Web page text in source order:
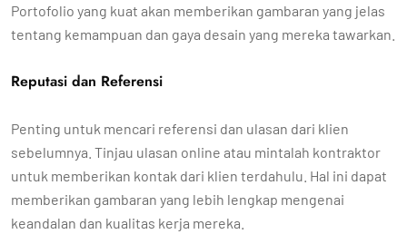
Portofolio yang kuat akan memberikan gambaran yang jelas
tentang kemampuan dan gaya desain yang mereka tawarkan.
Reputasi dan Referensi
Penting untuk mencari referensi dan ulasan dari klien
sebelumnya. Tinjau ulasan online atau mintalah kontraktor
untuk memberikan kontak dari klien terdahulu. Hal ini dapat
memberikan gambaran yang lebih lengkap mengenai
keandalan dan kualitas kerja mereka.